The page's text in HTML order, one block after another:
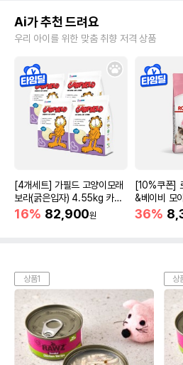
Ai가 추천 드려요
우리 아이를 위한 맞춤 취향 저격 상품
[4개세트] 가필드 고양이모래
보라(굵은입자) 4.55kg 카사
바모래
16% 82,900원
[10%쿠폰]
&베이비 모
0kg)
36%
상품1 상